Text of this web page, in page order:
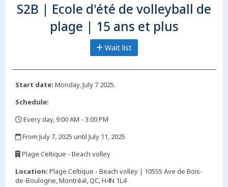
S2B | Ecole d'été de volleyball de
plage | 15 ans et plus
Wait list
Start date: Monday, July 7 2025.
Schedule:
Every day, 9:00 AM - 3:00 PM
From July 7, 2025 until July 11, 2025
Plage Celtique - Beach volley
Location: Plage Celtique - Beach volley | 10555 Ave de Bois-
de-Boulogne, Montréal, QC, H4N 1L4